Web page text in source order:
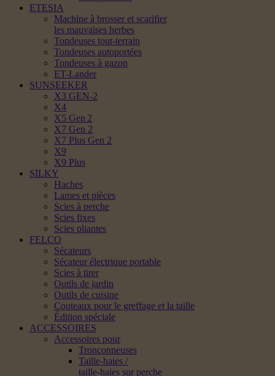
ETESIA
Machine à brosser et scarifier
les mauvaises herbes
Tondeuses tout-terrain
Tondeuses autoportées
Tondeuses à gazon
ET-Lander
SUNSEEKER
X3 GEN-2
X4
X5 Gen 2
X7 Gen 2
X7 Plus Gen 2
X9
X9 Plus
SILKY
Haches
Lames et pièces
Scies à perche
Scies fixes
Scies pliantes
FELCO
Sécateurs
Sécateur électrique portable
Scies à tirer
Outils de jardin
Outils de cuisine
Couteaux pour le greffage et la taille
Édition spéciale
ACCESSOIRES
Accessoires pour
Tronçonneuses
Taille-haies /
taille-haies sur perche